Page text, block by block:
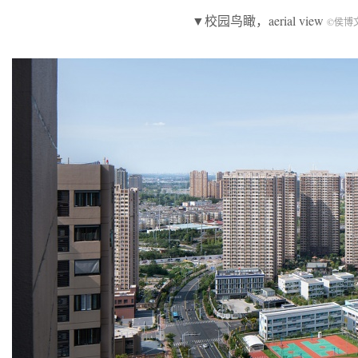
▼校园鸟瞰，aerial view ©侯博